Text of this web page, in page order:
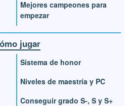
Mejores campeones para
empezar
jugar
Sistema de honor
Niveles de maestría y PC
Conseguir grado S-, S y S+